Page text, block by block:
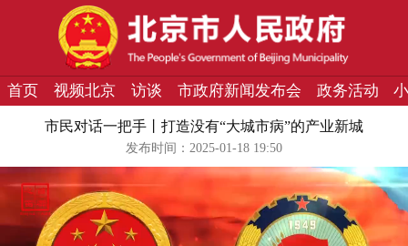
首页 视频北京 访谈 市政府新闻发布会 政务活动
市民对话一把手丨打造没有“大城市病”的产业新城
发布时间：2025-01-18 19:50